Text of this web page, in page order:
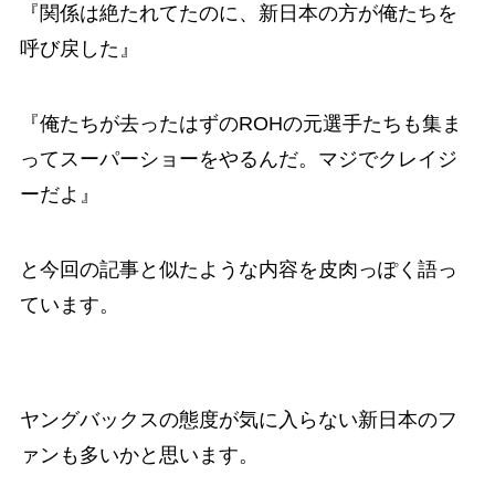
『関係は絶たれてたのに、新日本の方が俺たちを
呼び戻した』
『俺たちが去ったはずのROHの元選手たちも集ま
ってスーパーショーをやるんだ。マジでクレイジ
ーだよ』
と今回の記事と似たような内容を皮肉っぽく語っ
ています。
ヤングバックスの態度が気に入らない新日本のフ
ァンも多いかと思います。